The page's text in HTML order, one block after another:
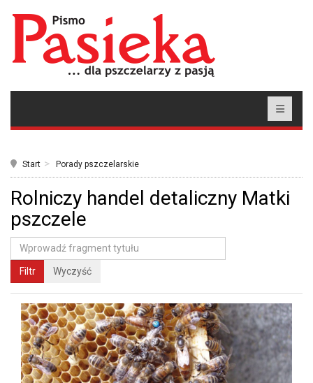
Start Porady pszczelarskie
Rolniczy handel detaliczny Matki
pszczele
Filtr Wyczyść